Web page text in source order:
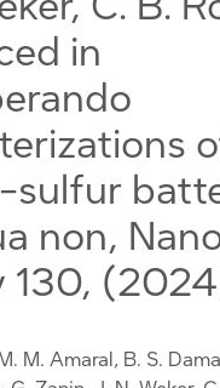
in
sulfur
non,
130,
M. Amaral, B. S.